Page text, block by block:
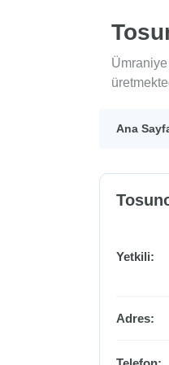
Ümraniye
Ana
Yetkili:
Adres: